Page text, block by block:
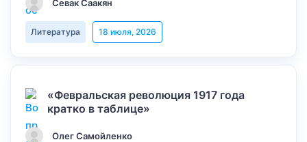
Севак Саакян
Литература 18 июля, 2026
«Февральская революция 1917 года
кратко в таблице»
Олег Самойленко